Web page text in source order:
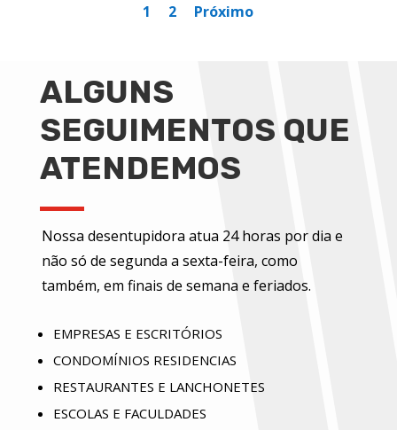
1 2 Próximo
ALGUNS
SEGUIMENTOS QUE
ATENDEMOS
Nossa desentupidora atua 24 horas por dia e
não só de segunda a sexta-feira, como
também, em finais de semana e feriados.
EMPRESAS E ESCRITÓRIOS
CONDOMÍNIOS RESIDENCIAS
RESTAURANTES E LANCHONETES
ESCOLAS E FACULDADES